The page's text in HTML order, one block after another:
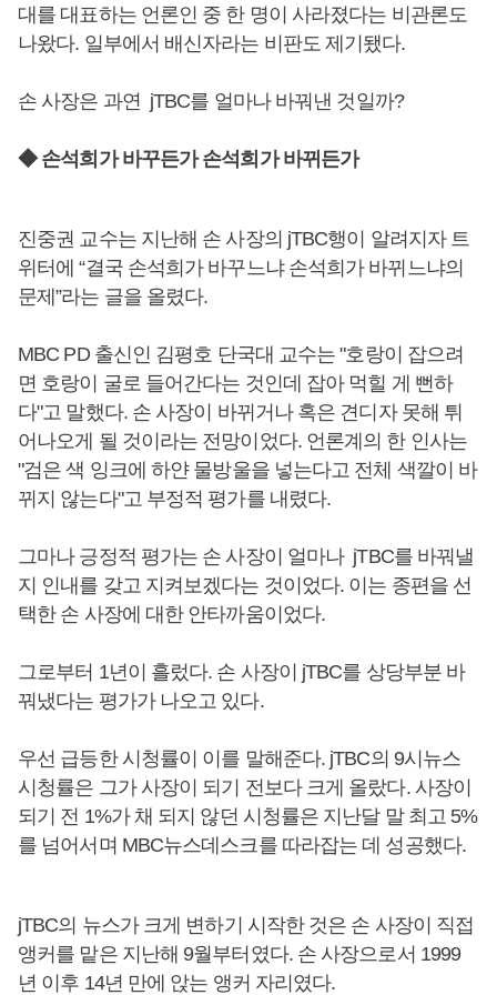
대를 대표하는 언론인 중 한 명이 사라졌다는 비관론도
나왔다. 일부에서 배신자라는 비판도 제기됐다.
손 사장은 과연 jTBC를 얼마나 바꿔낸 것일까?
◆ 손석희가 바꾸든가 손석희가 바뀌든가
진중권 교수는 지난해 손 사장의 jTBC행이 알려지자 트
위터에 “결국 손석희가 바꾸느냐 손석희가 바뀌느냐의
문제”라는 글을 올렸다.
MBC PD 출신인 김평호 단국대 교수는 "호랑이 잡으려
면 호랑이 굴로 들어간다는 것인데 잡아 먹힐 게 뻔하
다"고 말했다. 손 사장이 바뀌거나 혹은 견디자 못해 튀
어나오게 될 것이라는 전망이었다. 언론계의 한 인사는
"검은 색 잉크에 하얀 물방울을 넣는다고 전체 색깔이 바
뀌지 않는다"고 부정적 평가를 내렸다.
그마나 긍정적 평가는 손 사장이 얼마나 jTBC를 바꿔낼
지 인내를 갖고 지켜보겠다는 것이었다. 이는 종편을 선
택한 손 사장에 대한 안타까움이었다.
그로부터 1년이 흘렀다. 손 사장이 jTBC를 상당부분 바
꿔냈다는 평가가 나오고 있다.
우선 급등한 시청률이 이를 말해준다. jTBC의 9시뉴스
시청률은 그가 사장이 되기 전보다 크게 올랐다. 사장이
되기 전 1%가 채 되지 않던 시청률은 지난달 말 최고 5%
를 넘어서며 MBC뉴스데스크를 따라잡는 데 성공했다.
jTBC의 뉴스가 크게 변하기 시작한 것은 손 사장이 직접
앵커를 맡은 지난해 9월부터였다. 손 사장으로서 1999
년 이후 14년 만에 앉는 앵커 자리였다.